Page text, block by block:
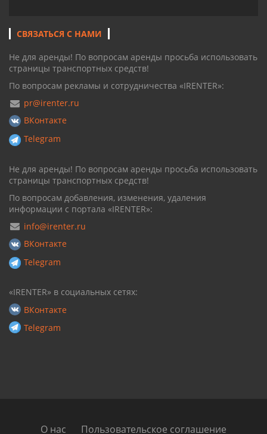
СВЯЗАТЬСЯ С НАМИ
Не для аренды! По вопросам аренды просьба использовать
страницы транспортных средств!
По вопросам рекламы и сотрудничества «IRENTER»:
pr@irenter.ru
ВКонтакте
Telegram
Не для аренды! По вопросам аренды просьба использовать
страницы транспортных средств!
По вопросам добавления, изменения, удаления
информации с портала «IRENTER»:
info@irenter.ru
ВКонтакте
Telegram
«IRENTER» в социальных сетях:
ВКонтакте
Telegram
О нас Пользовательское соглашение